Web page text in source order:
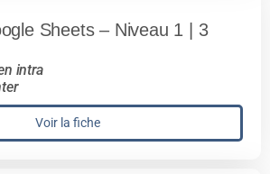
Sheets – Niveau 1 | 3
intra
Voir la fiche